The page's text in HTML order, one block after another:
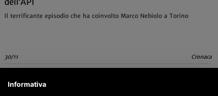
Il terrificante episodio che ha coinvolto Marco Nebiolo a Torino
30/11 Cronaca
Informativa